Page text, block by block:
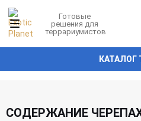
КАТАЛОГ
Готовые
решения для
террариумистов
СОДЕРЖАНИЕ